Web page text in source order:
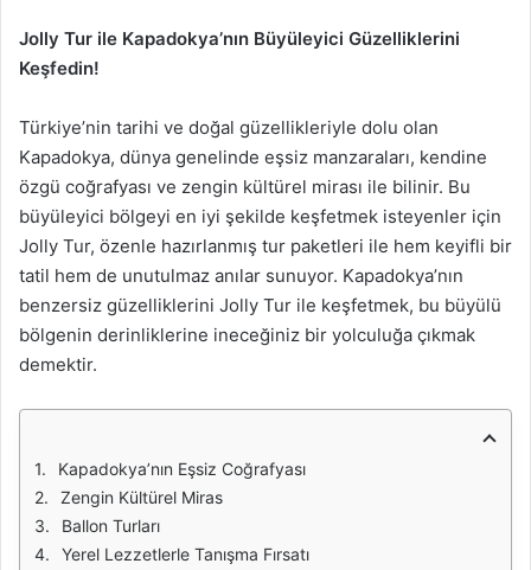
Jolly Tur ile Kapadokya’nın Büyüleyici Güzelliklerini
Keşfedin!
Türkiye’nin tarihi ve doğal güzellikleriyle dolu olan
Kapadokya, dünya genelinde eşsiz manzaraları, kendine
özgü coğrafyası ve zengin kültürel mirası ile bilinir. Bu
büyüleyici bölgeyi en iyi şekilde keşfetmek isteyenler için
Jolly Tur, özenle hazırlanmış tur paketleri ile hem keyifli bir
tatil hem de unutulmaz anılar sunuyor. Kapadokya’nın
benzersiz güzelliklerini Jolly Tur ile keşfetmek, bu büyülü
bölgenin derinliklerine ineceğiniz bir yolculuğa çıkmak
demektir.
Kapadokya’nın Eşsiz Coğrafyası
Zengin Kültürel Miras
Ballon Turları
Yerel Lezzetlerle Tanışma Fırsatı